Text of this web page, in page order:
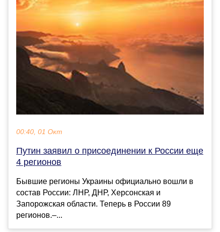
00:40, 01 Окт
Путин заявил о присоединении к России еще
4 регионов
Бывшие регионы Украины официально вошли в
состав России: ЛНР, ДНР, Херсонская и
Запорожская области. Теперь в России 89
регионов.–...